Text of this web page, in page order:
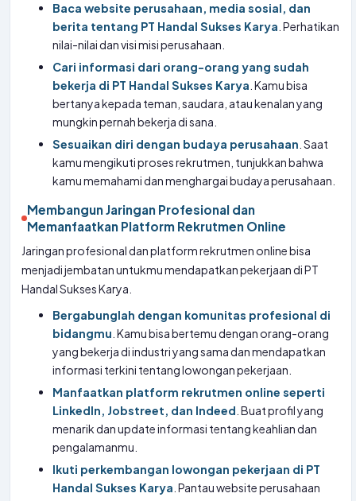
Baca website perusahaan, media sosial, dan
berita tentang PT Handal Sukses Karya . Perhatikan
nilai-nilai dan visi misi perusahaan.
Cari informasi dari orang-orang yang sudah
bekerja di PT Handal Sukses Karya . Kamu bisa
bertanya kepada teman, saudara, atau kenalan yang
mungkin pernah bekerja di sana.
Sesuaikan diri dengan budaya perusahaan . Saat
kamu mengikuti proses rekrutmen, tunjukkan bahwa
kamu memahami dan menghargai budaya perusahaan.
Membangun Jaringan Profesional dan
Memanfaatkan Platform Rekrutmen Online
Jaringan profesional dan platform rekrutmen online bisa
menjadi jembatan untukmu mendapatkan pekerjaan di PT
Handal Sukses Karya.
Bergabunglah dengan komunitas profesional di
bidangmu . Kamu bisa bertemu dengan orang-orang
yang bekerja di industri yang sama dan mendapatkan
informasi terkini tentang lowongan pekerjaan.
Manfaatkan platform rekrutmen online seperti
LinkedIn, Jobstreet, dan Indeed . Buat profil yang
menarik dan update informasi tentang keahlian dan
pengalamanmu.
Ikuti perkembangan lowongan pekerjaan di PT
Handal Sukses Karya . Pantau website perusahaan